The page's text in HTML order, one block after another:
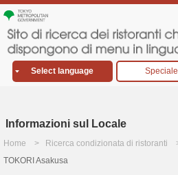
Select language Speciale
Informazioni sul Locale
Home Ricerca condizionata di ristoranti
TOKORI Asakusa